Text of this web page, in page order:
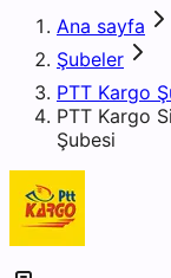
Ana sayfa
Şubeler
PTT Kargo
PTT Kargo
Şubesi